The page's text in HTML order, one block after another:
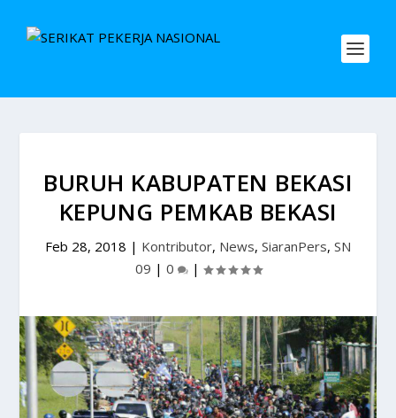
BURUH KABUPATEN BEKASI
KEPUNG PEMKAB BEKASI
Feb 28, 2018 | Kontributor, News, SiaranPers, SN
09 | 0 |